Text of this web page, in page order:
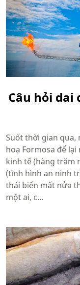
Câu hỏi dai
Suốt thời gian qua,
hoạ Formosa để
kinh tế (hàng trăm
(tình hình an ninh
thái biển mất nửa
một ai, c...